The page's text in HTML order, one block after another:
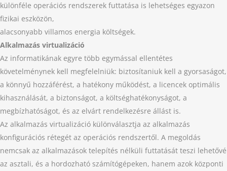
különféle operációs rendszerek futtatása is lehetséges egyazon
fizikai eszközön,
alacsonyabb villamos energia költségek.
Alkalmazás virtualizáció
Az informatikának egyre több egymással ellentétes
követelménynek kell megfelelniük: biztosítaniuk kell a gyorsaságot,
a könnyű hozzáférést, a hatékony működést, a licencek optimális
kihasználását, a biztonságot, a költséghatékonyságot, a
megbízhatóságot, és az elvárt rendelkezésre állást is.
Az alkalmazás virtualizáció különválasztja az alkalmazás
konfigurációs rétegét az operációs rendszertől. A megoldás
nemcsak az alkalmazások telepítés nélküli futtatását teszi lehetővé
az asztali, és a hordozható számítógépeken, hanem azok központi